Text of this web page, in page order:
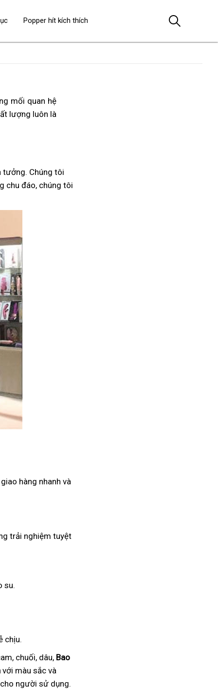
mối quan hệ
lượng luôn là
tưởng. Chúng tôi
chu đáo, chúng tôi
hàng nhanh và
trải nghiệm tuyệt
su.
chịu.
chuối, dâu, Bao
với màu sắc và
người sử dụng.
Popper hít kích thích